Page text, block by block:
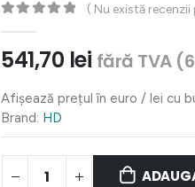
( Nu există recenzii
541,70 lei fără TVA (
Afișează prețul în euro / lei cu
Brand: HD